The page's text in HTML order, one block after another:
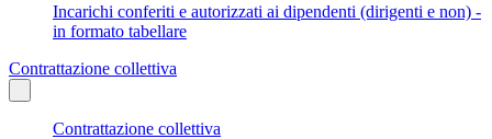
Incarichi conferiti e autorizzati ai dipendenti (dirigenti e non) -
in formato tabellare
Contrattazione collettiva
Contrattazione collettiva